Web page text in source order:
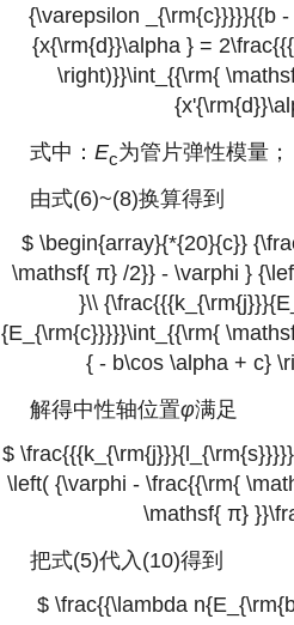
{\varepsilon _{\rm{c}}}}}{{b
{x{\rm{d}}\alpha } =
\right)}}\int_{{\rm{
式中： Ec为管片弹性模量；
由式(6)~(8)换算得到
$ \begin{array}{*{20}{c}}
\mathsf{ π} /2}} - \varphi }
}\\
{E_{\rm{c}}}}}\int_{{\rm{
{ - b\cos \alpha + c}
解得中性轴位置φ满足
$
\left( {\varphi - \frac{{\rm{
\mathsf{ π}
把式(5)代入(10)得到
$ \frac{{\lambda